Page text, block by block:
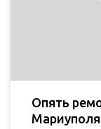
Опять
Мариуполя